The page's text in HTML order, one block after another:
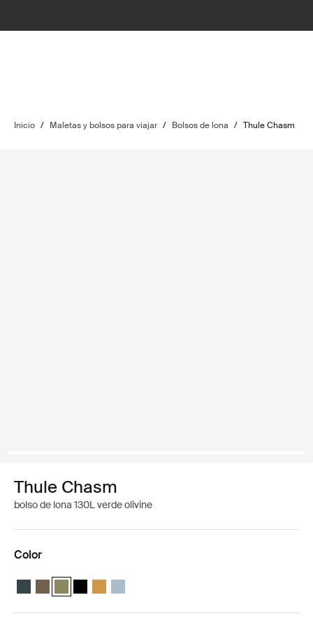
Inicio / Maletas y bolsos para viajar / Bolsos de lona / Thule Chasm
Thule Chasm
bolso de lona 130L verde olivine
Color
Thule Chasm 130L duffel Azul oscuro
Thule Chasm 130L duffel Caqui oscuro
Thule Chasm 130L duffel Verde olivino (selected)
Thule Chasm 130L duffel Negro
Thule Chasm 130L duffel Dorado
Thule Chasm 130L duffel Gris estanque